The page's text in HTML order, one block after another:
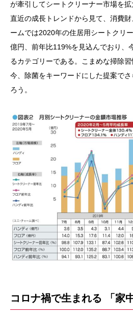
が牽引してシートクリーナー市場を拡
直近の成長トレンドから見て、消費
ームでは2020年の住居用シートクリ
億円、前年比119%を見込んでおり、
るカテゴリーである。こまめな掃除
今、除菌をキーワードにした提案で
ろう。
コロナ禍で生まれる 「家